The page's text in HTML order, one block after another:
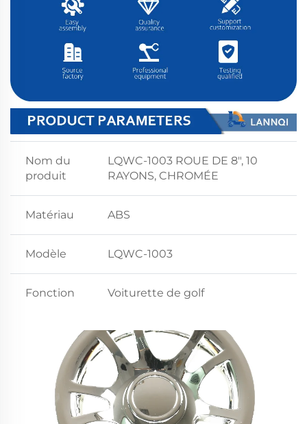
Nom du
produit
LQWC-1003 ROUE DE 8", 10
RAYONS, CHROMÉE
Matériau ABS
Modèle LQWC-1003
Fonction Voiturette de golf